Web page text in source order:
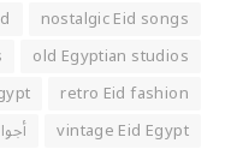
nostalgic Eid songs
old Egyptian studios
retro Eid fashion
vintage Eid Egypt